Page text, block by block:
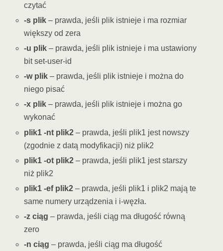
czytać
-s plik – prawda, jeśli plik istnieje i ma rozmiar
większy od zera
-u plik – prawda, jeśli plik istnieje i ma ustawiony
bit set-user-id
-w plik – prawda, jeśli plik istnieje i można do
niego pisać
-x plik – prawda, jeśli plik istnieje i można go
wykonać
plik1 -nt plik2 – prawda, jeśli plik1 jest nowszy
(zgodnie z datą modyfikacji) niż plik2
plik1 -ot plik2 – prawda, jeśli plik1 jest starszy
niż plik2
plik1 -ef plik2 – prawda, jeśli plik1 i plik2 mają te
same numery urządzenia i i-węzła.
-z ciąg – prawda, jeśli ciąg ma długość równą
zero
-n ciąg – prawda, jeśli ciąg ma długość